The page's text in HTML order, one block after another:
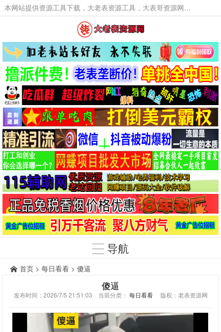
本网站提供资源工具下载，大老表资源工具，大表哥资源网软件工具，大老表资源下载，活动线报福利资源分享,活动线报，大型网游经典游戏，网络热门技术游戏辅助交流与分享。
导航
首页 > 每日看看 > 傻逼
傻逼
发布时间：2026/7/5 21:51:03 当前分类： 每日看看版权：老表资源网